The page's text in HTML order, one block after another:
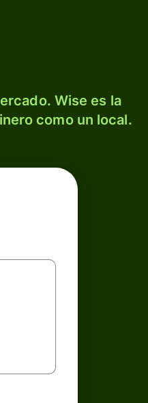
Wise es la
como un local.